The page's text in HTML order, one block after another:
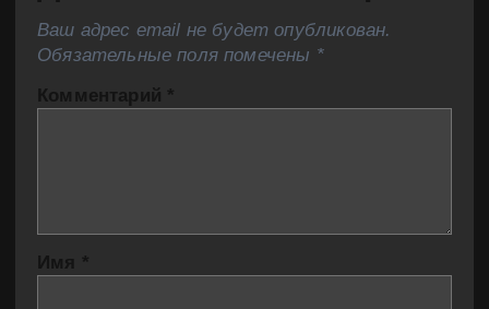
Ваш адрес email не будет опубликован.
Обязательные поля помечены *
Комментарий *
Имя *